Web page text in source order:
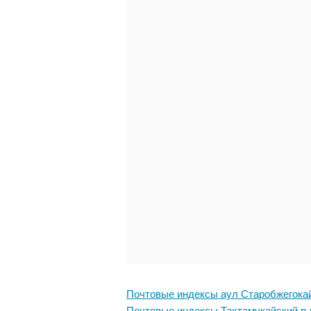
Почтовые индексы аул